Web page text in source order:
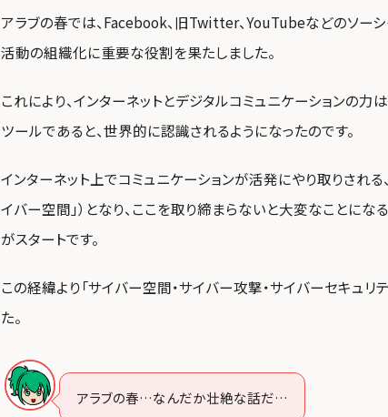
アラブの春では、Facebook、旧Twitter、YouTubeなどのソー
活動の組織化に重要な役割を果たしました。
これにより、インターネットとデジタルコミュニケーションの
ツールであると、世界的に認識されるようになったのです。
インターネット上でコミュニケーションが活発にやり取りされ
イバー空間」）となり、ここを取り締まらないと大変なことに
がスタートです。
この経緯より「サイバー空間・サイバー攻撃・サイバーセキュリ
た。
アラブの春…なんだか壮絶な話だ…